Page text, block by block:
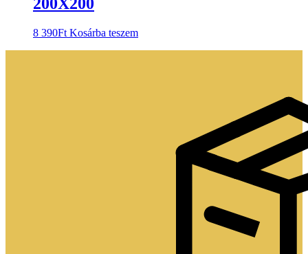
8 390Ft Kosárba teszem